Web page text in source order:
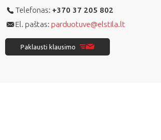
Telefonas: +370 37 205 802
El. paštas: parduotuve@elstila.lt
Paklausti klausimo